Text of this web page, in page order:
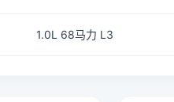
1.0L 68马力 L3